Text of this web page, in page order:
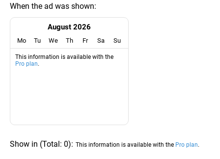
When the ad was shown:
August 2026
Mo Tu We Th Fr Sa Su
This information is available with the
Pro plan.
Show in (Total: 0): This information is available with the Pro plan.